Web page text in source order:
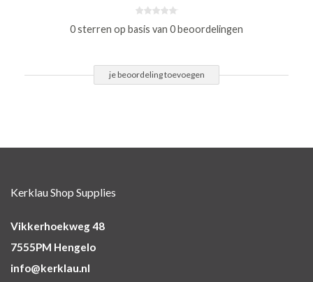
0 sterren op basis van 0 beoordelingen
je beoordeling toevoegen
Kerklau Shop Supplies
Vikkerhoekweg 48
7555PM Hengelo
info@kerklau.nl